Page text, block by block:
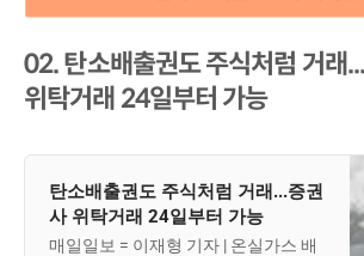
02. 탄소배출권도 주식처럼 거래
위탁거래 24일부터 가능
탄소배출권도 주식처럼 거래...증권
사 위탁거래 24일부터 가능
매일일보 = 이재형 기자 | 온실가스 배